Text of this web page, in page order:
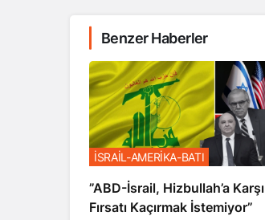
Benzer Haberler
​​​​​​​”ABD-İsrail, Hizbullah’a Karşı
Fırsatı Kaçırmak İstemiyor”
İSRAİL-AMERİKA-BATI